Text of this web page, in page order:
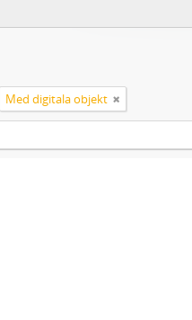
Med digitala objekt